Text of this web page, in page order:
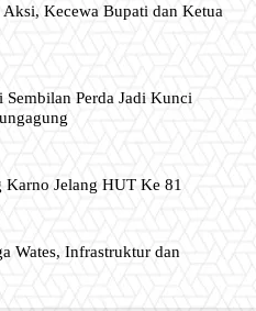
Kecewa Bupati dan Ketua
Perda Jadi Kunci
Jelang HUT Ke 81
Wates, Infrastruktur dan